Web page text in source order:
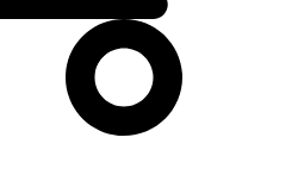
накопительные